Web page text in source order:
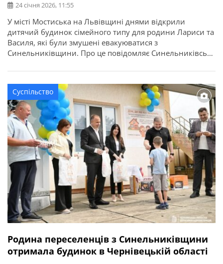
24 січня 2026, 11:55
У місті Мостиська на Львівщині днями відкрили
дитячий будинок сімейного типу для родини Лариси та
Василя, які були змушені евакуюватися з
Синельниківщини. Про це повідомляє Синельниківська
до 16 років. Для родини придбали житло у повністю
відремонтованому та умебльованому стані, що дало
змогу одразу створити для […]
Суспільство
Родина переселенців з Синельниківщини
отримала будинок в Чернівецькій області